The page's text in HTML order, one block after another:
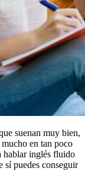
suenan muy bien,
en tan poco
hablar inglés fluido
sí puedes conseguir